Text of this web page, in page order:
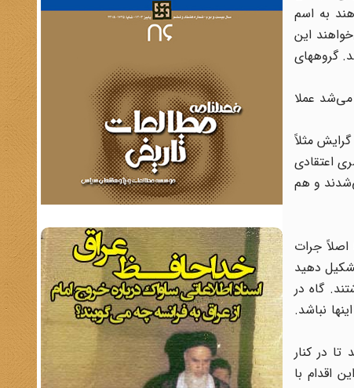
به اسم
این
گروههای
عملا
مثلاً
اعتقادی
و هم
اصلاً جرات
دهید
گاه در
نباشد.
در کنار
اقدام با